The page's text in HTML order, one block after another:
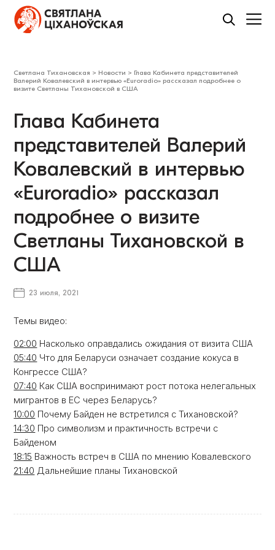
Светлана Тихановская > Новости > Глава Кабинета представителей
Валерий Ковалевский в интервью «Euroradio» рассказал подробнее о
визите Светланы Тихановской в США
Глава Кабинета
представителей Валерий
Ковалевский в интервью
«Euroradio» рассказал
подробнее о визите
Светланы Тихановской в
США
23 июля, 2021
Темы видео:
02:00 Насколько оправдались ожидания от визита США
05:40 Что для Беларуси означает создание кокуса в
Конгрессе США?
07:40 Как США воспринимают рост потока нелегальных
мигрантов в ЕС через Беларусь?
10:00 Почему Байден не встретился с Тихановской?
14:30 Про символизм и практичность встречи с
Байденом
18:15 Важность встреч в США по мнению Ковалевского
21:40 Дальнейшие планы Тихановской